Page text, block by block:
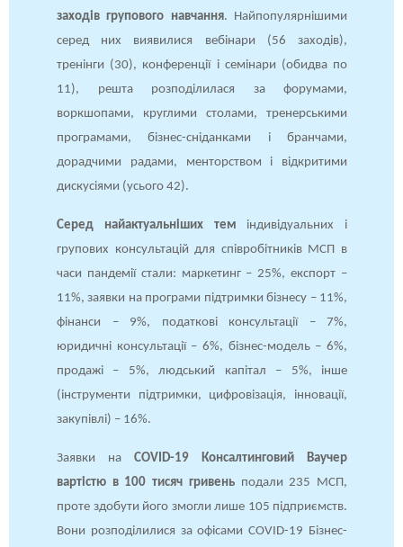
заходів групового навчання. Найпопулярнішими
серед них виявилися вебінари (56 заходів),
тренінги (30), конференції і семінари (обидва по
11), решта розподілилася за форумами,
воркшопами, круглими столами, тренерськими
програмами, бізнес-сніданками і бранчами,
дорадчими радами, менторством і відкритими
дискусіями (усього 42).
Серед найактуальніших тем індивідуальних і
групових консультацій для співробітників МСП в
часи пандемії стали: маркетинг – 25%, експорт –
11%, заявки на програми підтримки бізнесу – 11%,
фінанси – 9%, податкові консультації – 7%,
юридичні консультації – 6%, бізнес-модель – 6%,
продажі – 5%, людський капітал – 5%, інше
(інструменти підтримки, цифровізація, інновації,
закупівлі) – 16%.
Заявки на COVID-19 Консалтинговий Ваучер
вартістю в 100 тисяч гривеньподали 235 МСП,
проте здобути його змогли лише 105 підприємств.
Вони розподілилися за офісами COVID-19 Бізнес-